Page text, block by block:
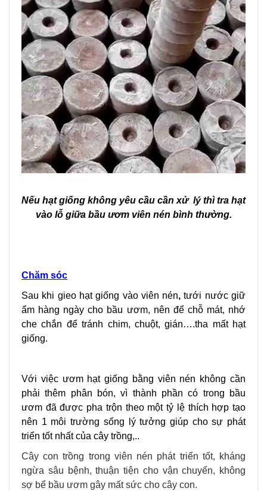
Nếu hạt giống không yêu cầu cần xử lý thì tra hạt
vào lỗ giữa bầu ươm viên nén bình thường.
Chăm sóc
Sau khi gieo hạt giống vào viên nén,tưới nước giữ
ẩm hàng ngày cho bầu ươm, nên để chỗ mát, nhớ
che chắn để tránh chim, chuột, gián….tha mất hạt
giống.
Với việc ươm hạt giống bằng viên nén không cần
phải thêm phân bón, vì thành phần có trong bầu
ươm đã được pha trộn theo một tỷ lệ thích hợp tạo
nên 1 môi trường sống lý tưởng giúp cho sự phát
triển tốt nhất của cây trồng,..
Cây con trồng trong viên nén phát triển tốt, kháng
ngừa sâu bệnh, thuận tiện cho vậnchuyển, không
sợ bể bầu ươm gây mất sức cho cây con.